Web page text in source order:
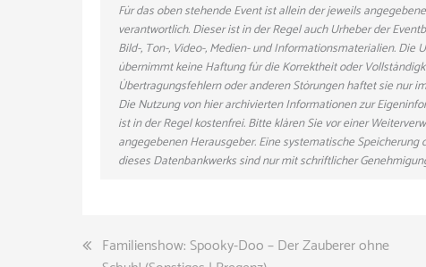
Für das oben stehende Event ist allein der jeweils
verantwortlich. Dieser ist in der Regel auch Urheber der
Bild-, Ton-, Video-, Medien- und Informationsmaterialien. Die
übernimmt keine Haftung für die Korrektheit oder
Übertragungsfehlern oder anderen Störungen haftet sie nur
Die Nutzung von hier archivierten Informationen zur
ist in der Regel kostenfrei. Bitte klären Sie vor einer
angegebenen Herausgeber. Eine systematische
dieses Datenbankwerks sind nur mit schriftlicher
Beitragsnavigation
Familienshow: Spooky-Doo – Der Zauberer ohne